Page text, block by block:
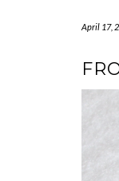
April 17,